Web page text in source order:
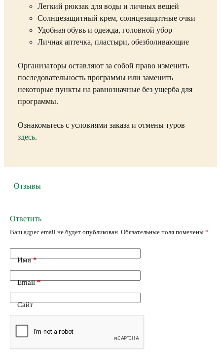
Легкий рюкзак для воды и личных вещей
Солнцезащитный крем, солнцезащитные очки
Удобная обувь и одежда, головной убор
Личная аптечка, пластыри, обезболивающие
Организаторы оставляют за собой право изменить
последовательность программы или заменить
некоторые пункты на равнозначные без ущерба для
программы.
Ознакомьтесь с условиями заказа и отмены туров
здесь.
Отзывы
Ответить
Ваш адрес email не будет опубликован. Обязательные поля помечены *
Имя*
Email*
Сайт